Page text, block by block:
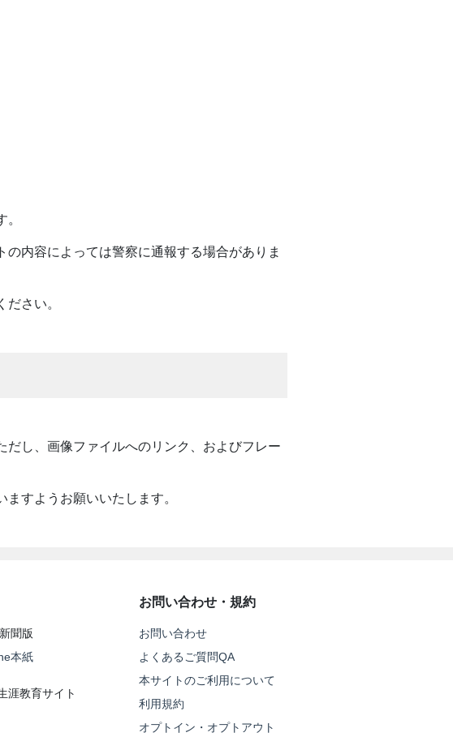
内容によっては警察に通報する場合がありま
ださい。
し、画像ファイルへのリンク、およびフレー
ますようお願いいたします。
聞版
本紙
涯教育サイト
お問い合わせ・規約
お問い合わせ
よくあるご質問QA
本サイトのご利用について
利用規約
オプトイン・オプトアウト